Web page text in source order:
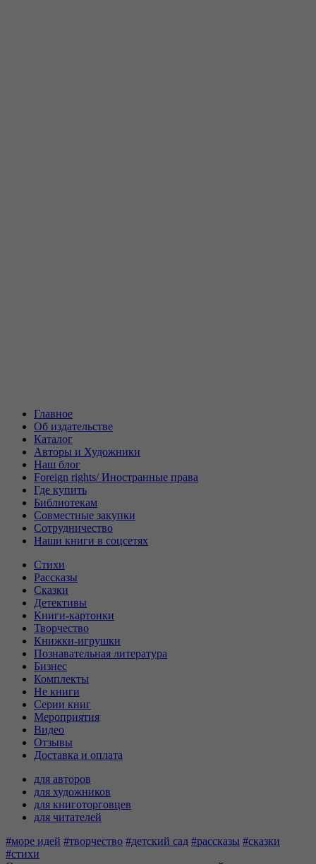
Главное
Об издательстве
Каталог
Авторы и Художники
Наш блог
Foreign rights/ Иностранные права
Где купить
Библиотекам
Совместные закупки
Сотрудничество
Наши книги в соцсетях
Стихи
Рассказы
Сказки
Детективы
Книги-картонки
Творчество
Книжки-игрушки
Познавательная литература
Бизнес
Комплекты
Не книги
Серии книг
Мероприятия
Видео
Отзывы
Доставка и оплата
для авторов
для художников
для книготорговцев
для читателей
#море идей #творчество #детский сад #рассказы #сказки
#стихи